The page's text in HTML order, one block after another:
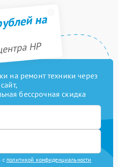
на
HP
на ремонт техники через
сайт,
бессрочная скидка
с политикой конфиденциальности